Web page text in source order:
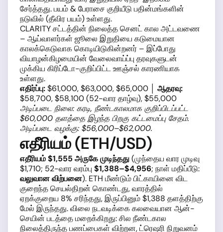
சேர்த்தது. பயம் & பேராசை குறியீடு பதின்மங்களின்
நடுவில் (தீவிர பயம்) உள்ளது.
CLARITY சட்டத்தின் நிலைத்த செனட் கால அட்டவணை
– ஆய்வாளர்கள் ஜூலை இறுதியை கடுமையான
காலக்கெடுவாக கொடியிடுகின்றனர் – இப்போது
வியாழன்கிழமையின் வேலைவாய்ப்பு தரவுகளுடன்
முக்கிய கிரிப்டோ-குறிப்பிட்ட ஊஞ்சல் காரணியாக
உள்ளது.
எதிர்ப்பு:$61,000, $63,000, $65,000 │ ஆதரவு:
$58,700, $58,100 (52-வார தாழ்வு), $55,000
அடிப்படை நிலை: கரடி, நீண்டகாலமாக குறிப்பிடப்பட்ட
$60,000 தளத்தை இழந்த பிறகு கட்டமைப்பு சேதம்.
அடிப்படை வழக்கு: $56,000–$62,000.
எதீரியம் (ETH/USD)
எதீரியம் $1,555 அருகே முடிந்தது(முந்தைய வார முடிவு
$1,710; 52-வார வரம்பு $1,388–$4,956; நாள் மதிப்பீடு:
வலுவான விற்பனை). ETH மீண்டும் பிட்காயினை விட
குறைந்த செயல்திறன் கொண்டது, வாரத்தில்
ஏறக்குறைய 8% சரிந்தது, இருப்பினும் $1,388 தளத்திற்கு
மேல் இருந்தது. விலை நடவடிக்கை கலவையான ஆன்-
செயின் படத்தை மறைக்கிறது: சில நீண்டகால
நிலைத்திருந்த பணப்பைகள் விற்றன, ட்ரெஷரி நிறுவனம்